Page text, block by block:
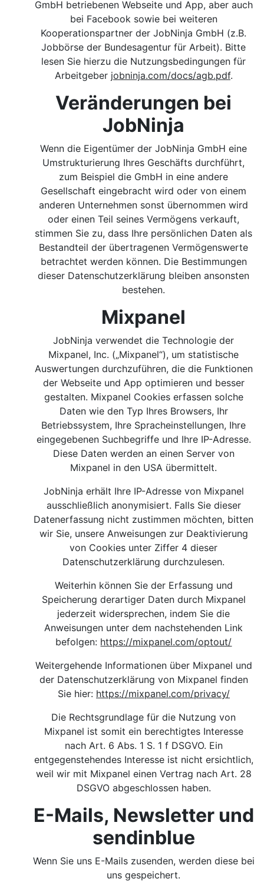
GmbH betriebenen Webseite und App, aber auch
bei Facebook sowie bei weiteren
Kooperationspartner der JobNinja GmbH (z.B.
Jobbörse der Bundesagentur für Arbeit). Bitte
lesen Sie hierzu die Nutzungsbedingungen für
Arbeitgeber jobninja.com/docs/agb.pdf.
Veränderungen bei
JobNinja
Wenn die Eigentümer der JobNinja GmbH eine
Umstrukturierung Ihres Geschäfts durchführt,
zum Beispiel die GmbH in eine andere
Gesellschaft eingebracht wird oder von einem
anderen Unternehmen sonst übernommen wird
oder einen Teil seines Vermögens verkauft,
stimmen Sie zu, dass Ihre persönlichen Daten als
Bestandteil der übertragenen Vermögenswerte
betrachtet werden können. Die Bestimmungen
dieser Datenschutzerklärung bleiben ansonsten
bestehen.
Mixpanel
JobNinja verwendet die Technologie der
Mixpanel, Inc. („Mixpanel“), um statistische
Auswertungen durchzuführen, die die Funktionen
der Webseite und App optimieren und besser
gestalten. Mixpanel Cookies erfassen solche
Daten wie den Typ Ihres Browsers, Ihr
Betriebssystem, Ihre Spracheinstellungen, Ihre
eingegebenen Suchbegriffe und Ihre IP-Adresse.
Diese Daten werden an einen Server von
Mixpanel in den USA übermittelt.
JobNinja erhält Ihre IP-Adresse von Mixpanel
ausschließlich anonymisiert. Falls Sie dieser
Datenerfassung nicht zustimmen möchten, bitten
wir Sie, unsere Anweisungen zur Deaktivierung
von Cookies unter Ziffer 4 dieser
Datenschutzerklärung durchzulesen.
Weiterhin können Sie der Erfassung und
Speicherung derartiger Daten durch Mixpanel
jederzeit widersprechen, indem Sie die
Anweisungen unter dem nachstehenden Link
befolgen: https://mixpanel.com/optout/
Weitergehende Informationen über Mixpanel und
der Datenschutzerklärung von Mixpanel finden
Sie hier: https://mixpanel.com/privacy/
Die Rechtsgrundlage für die Nutzung von
Mixpanel ist somit ein berechtigtes Interesse
nach Art. 6 Abs. 1 S. 1 f DSGVO. Ein
entgegenstehendes Interesse ist nicht ersichtlich,
weil wir mit Mixpanel einen Vertrag nach Art. 28
DSGVO abgeschlossen haben.
E-Mails, Newsletter und
sendinblue
Wenn Sie uns E-Mails zusenden, werden diese bei
uns gespeichert.